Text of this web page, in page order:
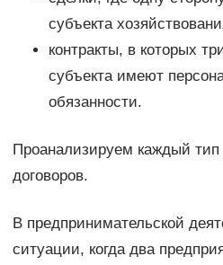
субъекта
контракты, в которых
субъекта имеют
обязанности.
Проанализируем каждый тип
договоров.
В предпринимательской
ситуации, когда два